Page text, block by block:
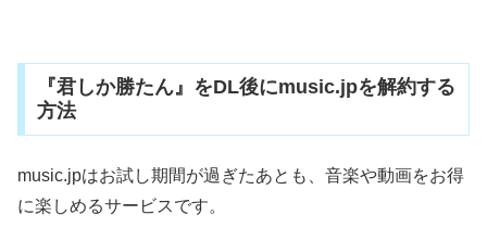
『君しか勝たん』をDL後にmusic.jpを解約する
方法
music.jpはお試し期間が過ぎたあとも、音楽や動画をお得
に楽しめるサービスです。